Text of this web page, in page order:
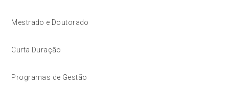
Mestrado e Doutorado
Curta Duração
Programas de Gestão